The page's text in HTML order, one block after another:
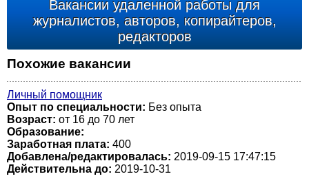
Вакансии удаленной работы для
журналистов, авторов, копирайтеров,
редакторов
Похожие вакансии
Личный помощник
Опыт по специальности: Без опыта
Возраст: от 16 до 70 лет
Образование:
Заработная плата: 400
Добавлена/редактировалась: 2019-09-15 17:47:15
Действительна до: 2019-10-31